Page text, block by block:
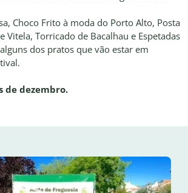
Choco Frito à moda do Porto Alto, Posta
Vitela, Torricado de Bacalhau e Espetadas
dos pratos que vão estar em
de dezembro.